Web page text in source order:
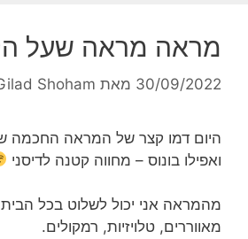
מראה מראה שעל
30/09/2022 מאת Shoham
היום דמו קצר של המראה החכמה
ואפילו בונוס – מחווה קטנה לדיסני
מהמראה אני יכול לשלוט בכל הבית
מאווררים, טלויזיות, רמקולים.